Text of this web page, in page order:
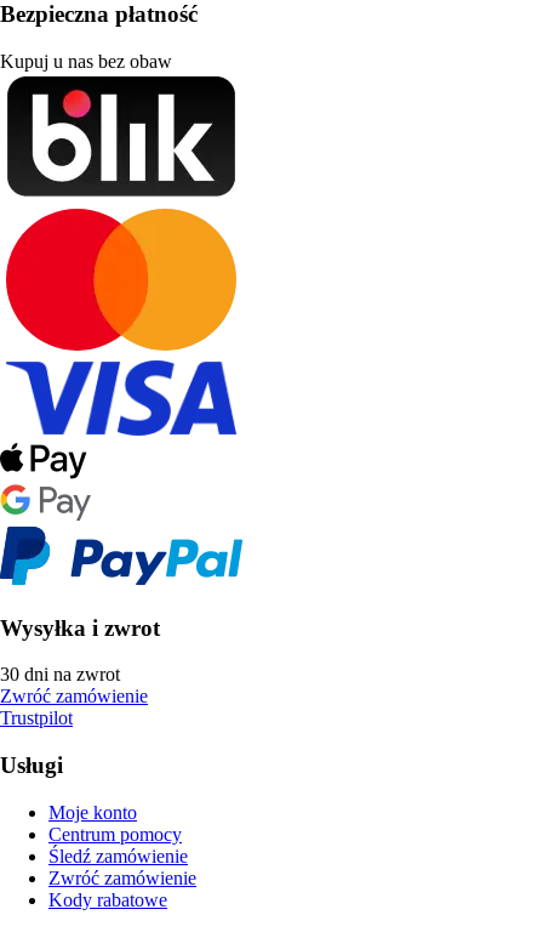
Bezpieczna płatność
Kupuj u nas bez obaw
Wysyłka i zwrot
30 dni na zwrot
Zwróć zamówienie
Trustpilot
Usługi
Moje konto
Centrum pomocy
Śledź zamówienie
Zwróć zamówienie
Kody rabatowe